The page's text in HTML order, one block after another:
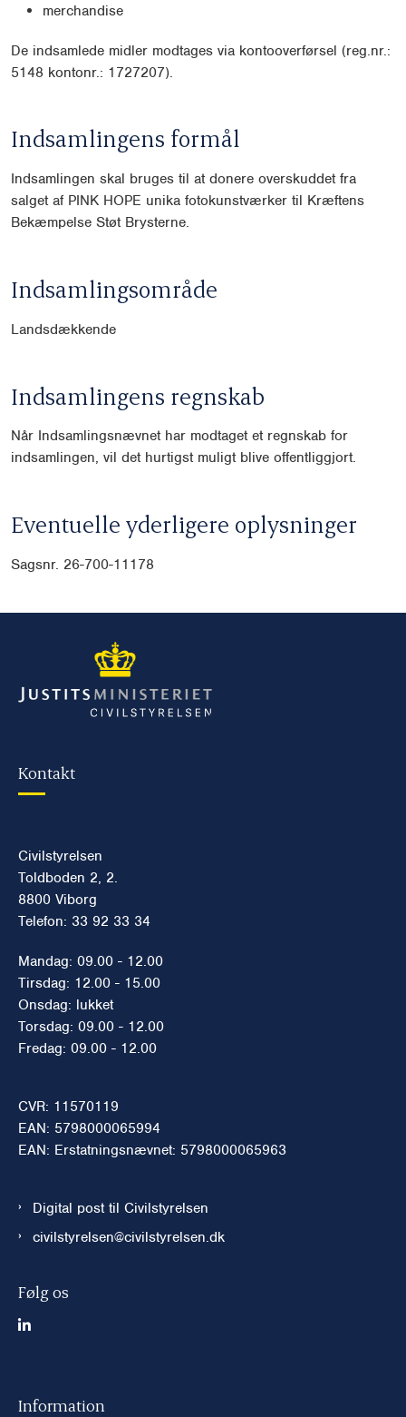
merchandise
De indsamlede midler modtages via kontooverførsel (reg.nr.:
5148 kontonr.: 1727207).
Indsamlingens formål
Indsamlingen skal bruges til at donere overskuddet fra
salget af PINK HOPE unika fotokunstværker til Kræftens
Bekæmpelse Støt Brysterne.
Indsamlingsområde
Landsdækkende
Indsamlingens regnskab
Når Indsamlingsnævnet har modtaget et regnskab for
indsamlingen, vil det hurtigst muligt blive offentliggjort.
Eventuelle yderligere oplysninger
Sagsnr. 26-700-11178
Kontakt
Civilstyrelsen
Toldboden 2, 2.
8800 Viborg
Telefon: 33 92 33 34
Mandag: 09.00 - 12.00
Tirsdag: 12.00 - 15.00
Onsdag: lukket
Torsdag: 09.00 - 12.00
Fredag: 09.00 - 12.00
CVR: 11570119
EAN: 5798000065994
EAN: Erstatningsnævnet: 5798000065963
Digital post til Civilstyrelsen
civilstyrelsen@civilstyrelsen.dk
Følg os
Information